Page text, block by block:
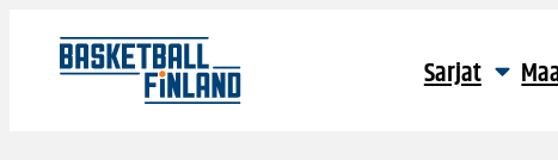
sisältöön
Sarjat